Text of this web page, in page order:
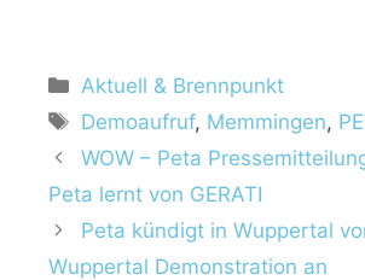
Aktuell & Brennpunkt
Demoaufruf, Memmingen,
WOW – Peta
Peta lernt von GERATI
Peta kündigt in Wuppertal
Wuppertal Demonstration an